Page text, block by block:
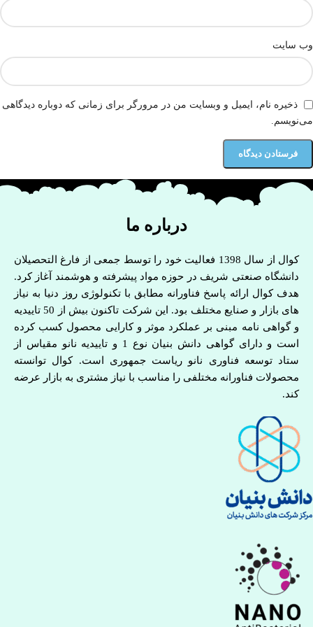
وب‌ سایت
ذخیره نام، ایمیل و وبسایت من در مرورگر برای زمانی که دوباره دیدگاهی
می‌نویسم.
درباره ما
کوال از سال 1398 فعالیت خود را توسط جمعی از فارغ التحصیلان
دانشگاه صنعتی شریف در حوزه مواد پیشرفته و هوشمند آغاز کرد.
هدف کوال ارائه پاسخ فناورانه مطابق با تکنولوژی روز دنیا به نیاز
های بازار و صنایع مختلف بود. این شرکت تاکنون بیش از 50 تاییدیه
و گواهی نامه مبنی بر عملکرد موثر و کارایی محصول کسب کرده
است و دارای گواهی دانش بنیان نوع 1 و تاییدیه نانو مقیاس از
ستاد توسعه فناوری نانو ریاست جمهوری است. کوال توانسته
محصولات فناورانه مختلفی را مناسب با نیاز مشتری به بازار عرضه
کند.